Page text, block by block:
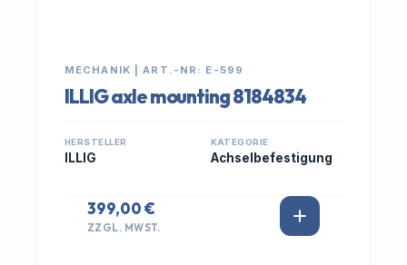
MECHANIK | ART.-NR: E-599
ILLIG axle mounting 8184834
HERSTELLER
ILLIG
KATEGORIE
Achselbefestigung
399,00 €
ZZGL. MWST.